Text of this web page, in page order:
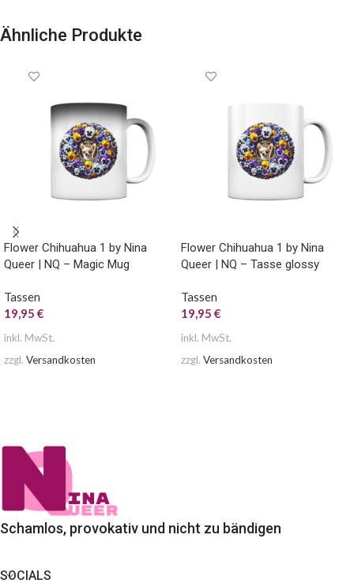
Ähnliche Produkte
Flower Chihuahua 1 by Nina
Queer | NQ – Magic Mug
Tassen
19,95 €
inkl. MwSt.
zzgl. Versandkosten
Flower Chihuahua 1 by Nina
Queer | NQ – Tasse glossy
Tassen
19,95 €
inkl. MwSt.
zzgl. Versandkosten
Schamlos, provokativ und nicht zu bändigen
SOCIALS